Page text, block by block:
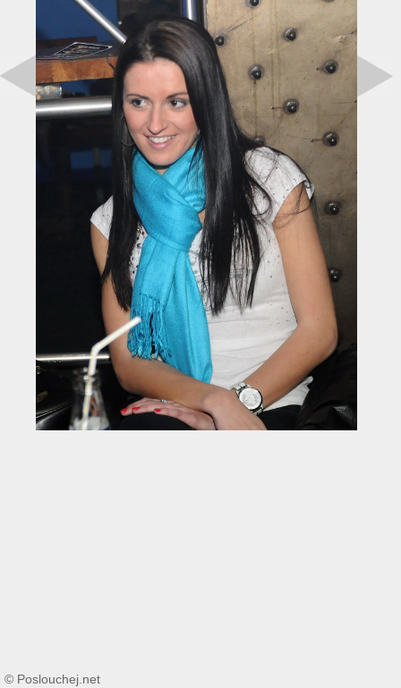
© Poslouchej.net